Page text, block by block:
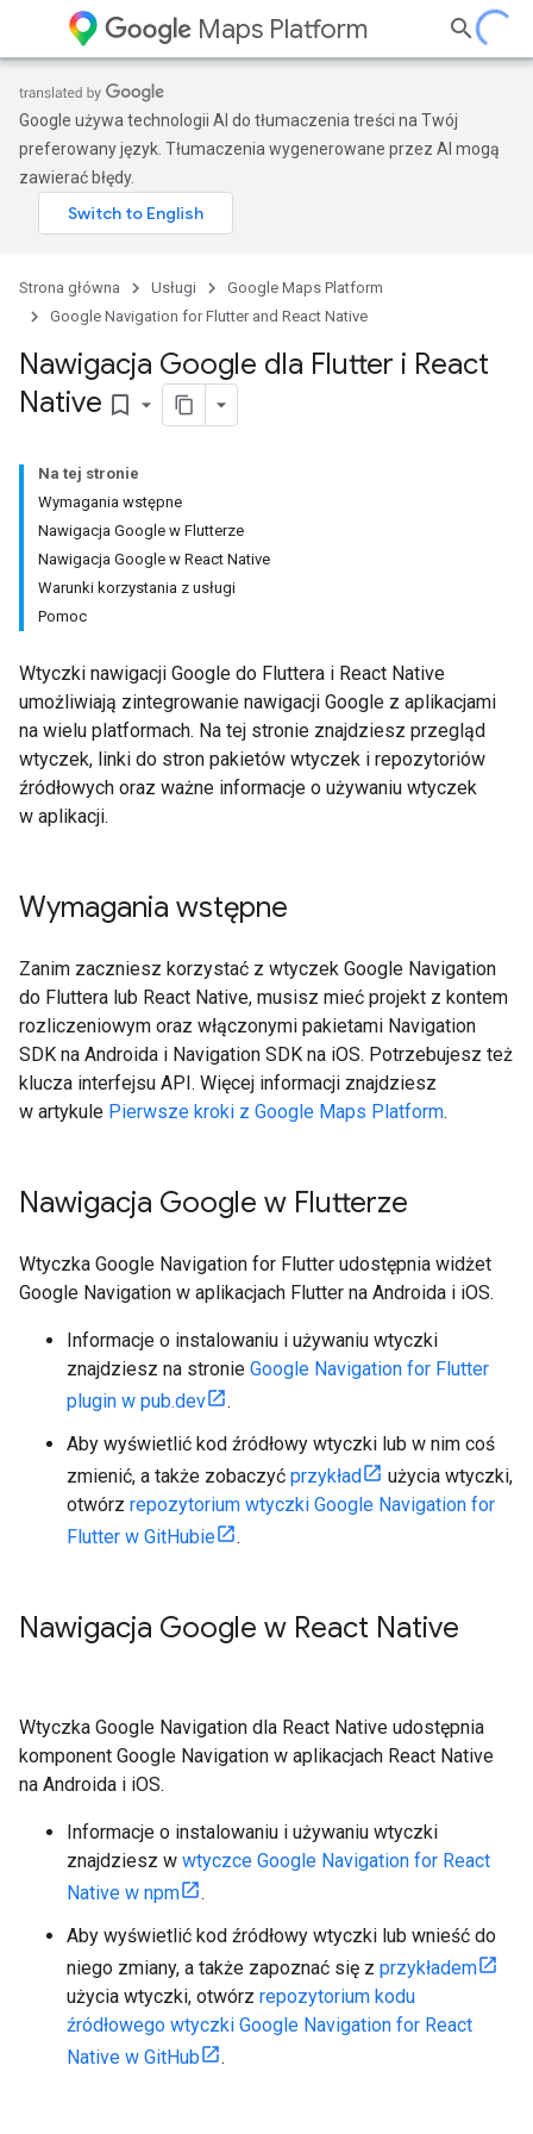
Maps Platform
Google używa technologii AI do tłumaczenia treści na Twój
preferowany język. Tłumaczenia wygenerowane przez AI mogą
zawierać błędy.
Strona główna Usługi
Google Maps Platform
Google Navigation for Flutter and React Native
Nawigacja Google dla Flutter i React
Native bookmark_border
Na tej stronie
Wymagania wstępne
Nawigacja Google w Flutterze
Nawigacja Google w React Native
Warunki korzystania z usługi
Pomoc
Wtyczki nawigacji Google do Fluttera i React Native
umożliwiają zintegrowanie nawigacji Google z aplikacjami
na wielu platformach. Na tej stronie znajdziesz przegląd
wtyczek, linki do stron pakietów wtyczek i repozytoriów
źródłowych oraz ważne informacje o używaniu wtyczek
w aplikacji.
Wymagania wstępne
Zanim zaczniesz korzystać z wtyczek Google Navigation
do Fluttera lub React Native, musisz mieć projekt z kontem
rozliczeniowym oraz włączonymi pakietami Navigation
SDK na Androida i Navigation SDK na iOS. Potrzebujesz też
klucza interfejsu API. Więcej informacji znajdziesz
w artykule Pierwsze kroki z Google Maps Platform.
Nawigacja Google w Flutterze
Wtyczka Google Navigation for Flutter udostępnia widżet
Google Navigation w aplikacjach Flutter na Androida i iOS.
Informacje o instalowaniu i używaniu wtyczki
znajdziesz na stronie Google Navigation for Flutter
plugin w pub.dev
.
Aby wyświetlić kod źródłowy wtyczki lub w nim coś
zmienić, a także zobaczyć przykład
użycia wtyczki,
otwórz repozytorium wtyczki Google Navigation for
Flutter w GitHubie
.
Nawigacja Google w React Native
Wtyczka Google Navigation dla React Native udostępnia
komponent Google Navigation w aplikacjach React Native
na Androida i iOS.
Informacje o instalowaniu i używaniu wtyczki
znajdziesz w wtyczce Google Navigation for React
Native w npm
.
Aby wyświetlić kod źródłowy wtyczki lub wnieść do
niego zmiany, a także zapoznać się z przykładem
użycia wtyczki, otwórz repozytorium kodu
źródłowego wtyczki Google Navigation for React
Native w GitHub
.